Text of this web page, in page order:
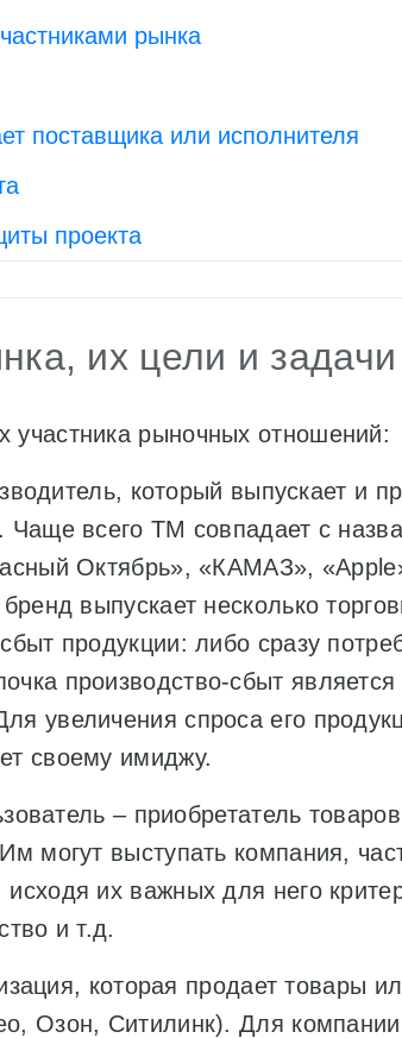
рынка
поставщика или исполнителя
проекта
их цели и задачи
участника рыночных отношений:
который выпускает и
Чаще всего ТМ совпадает с
Октябрь», «КАМАЗ»,
выпускает несколько
продукции: либо сразу
производство-сбыт
увеличения спроса его
своему имиджу.
– приобретатель товаров
могут выступать компания,
их важных для него
и т.д.
которая продает товары
Озон, Ситилинк). Для